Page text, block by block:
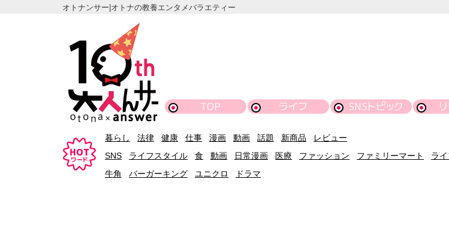
オトナンサー|オトナの教養エンタメバラエティー
TOP ライフ SNSトピック
暮らし 法律 健康 仕事 漫画 動画 話題 新商品
レビュー
SNS
ライフスタイル 食 動画 日常漫画 医療 ファッション ファミリーマート ラ
牛角
バーガーキング ユニクロ ドラマ